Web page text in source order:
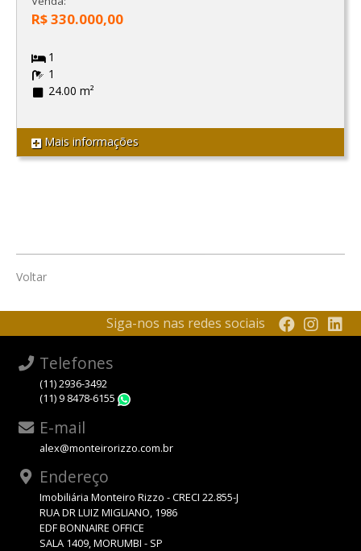
R$ 330.000,00
1
1
24.00 m²
Mais informações
Voltar
Siga-nos nas redes sociais
Telefones
(11) 2936-3492
(11) 9 8478-6155
E-mail
alex@monteirorizzo.com.br
Endereço
Imobiliária Monteiro Rizzo - CRECI 22.855-J
RUA DR LUIZ MIGLIANO, 1986
EDF BONNAIRE OFFICE
SALA 1409, MORUMBI - SP